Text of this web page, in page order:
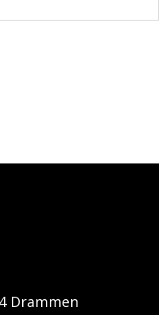
Drammen